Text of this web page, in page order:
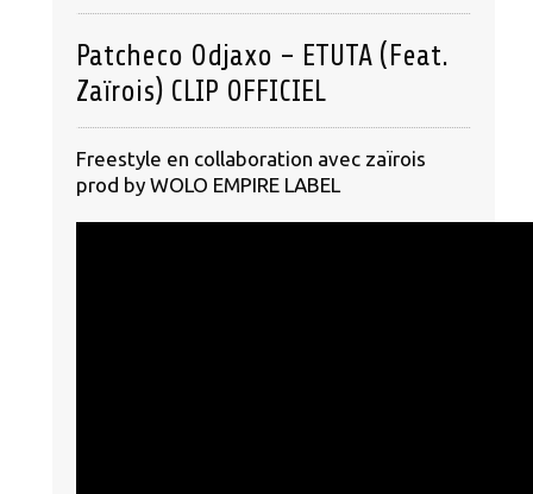
Patcheco Odjaxo – ETUTA (Feat.
Zaïrois) CLIP OFFICIEL
Freestyle en collaboration avec zaïrois
prod by WOLO EMPIRE LABEL